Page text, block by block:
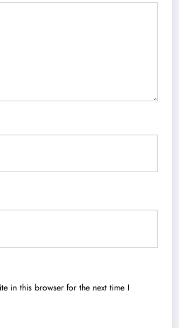
in this browser for the next time I